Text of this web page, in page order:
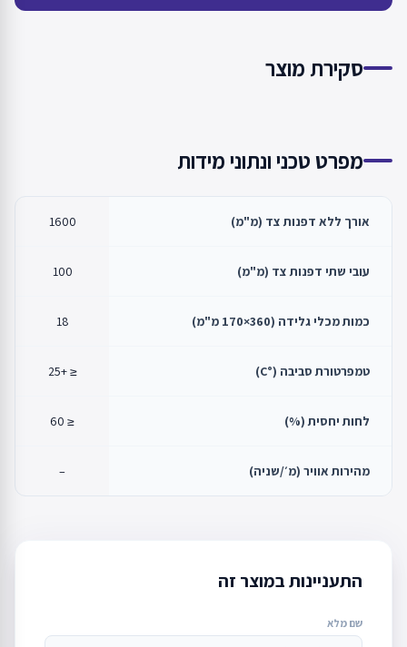
סקירת מוצר
מפרט טכני ונתוני מידות
אורך ללא דפנות צד (מ"מ) 1600
עובי שתי דפנות צד (מ"מ) 100
כמות מכלי גלידה (360×170 מ"מ) 18
טמפרטורת סביבה (°C) ≤ +25
לחות יחסית (%) ≤ 60
מהירות אוויר (מ׳/שניה) –
התעניינות במוצר זה
שם מלא